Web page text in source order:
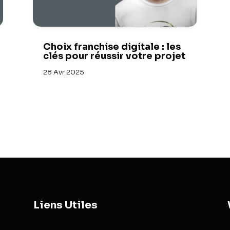
Choix franchise digitale : les
clés pour réussir votre projet
28 Avr 2025
Liens Utiles